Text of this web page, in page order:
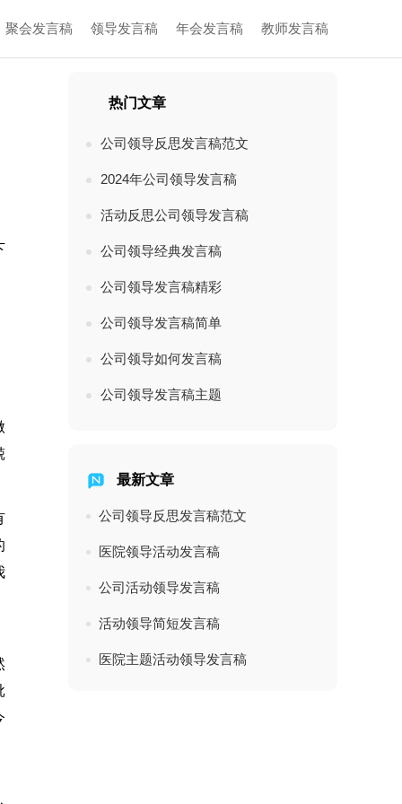
聚会发言稿 领导发言稿 年会发言稿 教师发言稿
热门文章
公司领导反思发言稿范文
2024年公司领导发言稿
活动反思公司领导发言稿
公司领导经典发言稿
公司领导发言稿精彩
公司领导发言稿简单
公司领导如何发言稿
公司领导发言稿主题
最新文章
公司领导反思发言稿范文
医院领导活动发言稿
公司活动领导发言稿
活动领导简短发言稿
医院主题活动领导发言稿